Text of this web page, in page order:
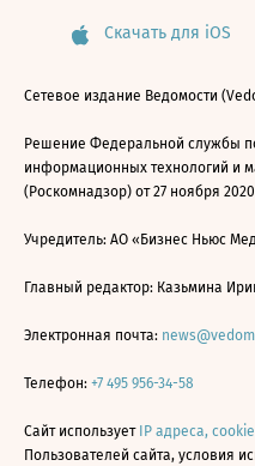
Скачать для iOS
Сетевое издание Ведомости
Решение Федеральной службы
информационных технологий и
(Роскомнадзор) от 27 ноября
Учредитель: АО «Бизнес Ньюс
Главный редактор: Казьмина
Электронная почта:
Телефон: +7 495 956-34-58
Сайт использует IP адреса,
Пользователей сайта, условия